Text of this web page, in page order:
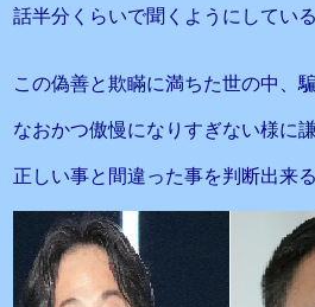
話半分くらいで聞くようにしている
この偽善と欺瞞に満ちた世の中、
なおかつ傲慢になりすぎない様に謙
正しい事と間違った事を判断出来